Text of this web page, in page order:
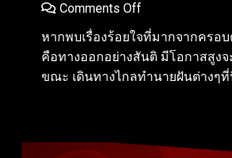
Comments Off
หากพบเรื่องร้อยใจที่มากจากครอ
คือทางออกอย่างสันติ มีโอกาสสูง
ขณะ เดินทางไกลทำนายฝันต่างๆ